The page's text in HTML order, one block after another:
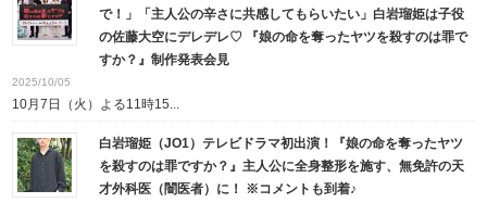
で！」「主人公の辛さに共感してもらいたい」白岩瑠姫は子役
の佐藤大空にデレデレ♡ 『娘の命を奪ったヤツを殺すのは罪で
すか？』制作発表会見
2025/10/05
10月7日（火）よる11時15...
白岩瑠姫（JO1）テレビドラマ初出演！『娘の命を奪ったヤツ
を殺すのは罪ですか？』主人公に全身整形を施す、無免許の天
才外科医（闇医者）に！ ※コメントも到着♪